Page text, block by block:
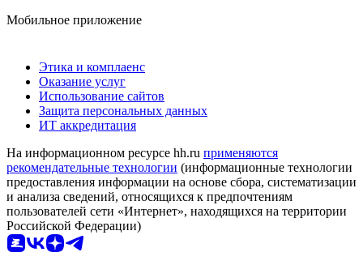
Мобильное приложение
Этика и комплаенс
Оказание услуг
Использование сайтов
Защита персональных данных
ИТ аккредитация
На информационном ресурсе hh.ru применяются
рекомендательные технологии (информационные технологии
предоставления информации на основе сбора, систематизации
и анализа сведений, относящихся к предпочтениям
пользователей сети «Интернет», находящихся на территории
Российской Федерации)